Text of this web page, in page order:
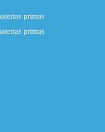
primas
primas